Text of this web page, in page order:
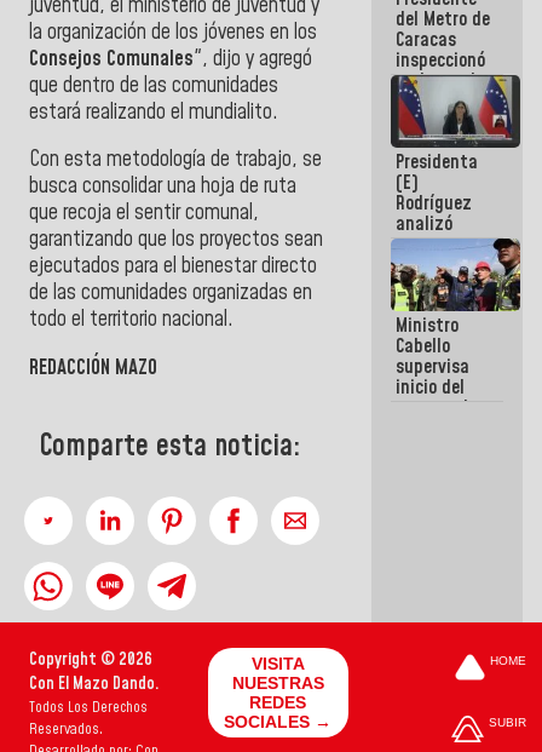
la organización de los jóvenes en los
Consejos Comunales", dijo y agregó
que dentro de las comunidades
estará realizando el mundialito.
Con esta metodología de trabajo, se
busca consolidar una hoja de ruta
que recoja el sentir comunal,
garantizando que los proyectos sean
ejecutados para el bienestar directo
de las comunidades organizadas en
todo el territorio nacional.
REDACCIÓN MAZO
Comparte esta noticia:
presencial
para el
diálogo
del Metro de
Caracas
inspeccionó
trabajos de
rehabilitación
y
modernización
de la vía
férrea
Presidenta
(E)
Rodríguez
analizó
junto a
gobernadores
planes de
recuperación
del Sistema
Eléctrico
Nacional
Ministro
Cabello
supervisa
inicio del
proceso de
Copyright © 2026
Con El Mazo Dando.
Todos Los Derechos
Reservados.
VISITA
NUESTRAS
REDES
SOCIALES →
HOME
SUBIR